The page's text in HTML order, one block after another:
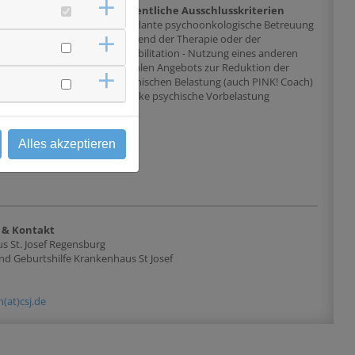
-
Leben Kurs
3. mit Beginn
stationären
Wesentliche Ausschlusskriterien
- Geplante psychoonkologische Betreuung
während der Therapie oder der
Rehabilitation - Nutzung eines anderen
digitalen Angebots zur Reduktion der
psychischen Belastung (auch PINK! Coach)
- Starke psychische Vorbelastung
Kontakt
St. Josef Regensburg
Geburtshilfe Krankenhaus St Josef
Alles akzeptieren